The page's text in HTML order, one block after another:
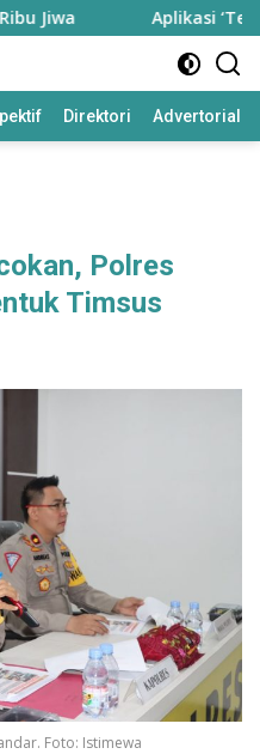
Aplikasi ‘Teras
Direktori Advertorial
Polres
Timsus
Foto: Istimewa